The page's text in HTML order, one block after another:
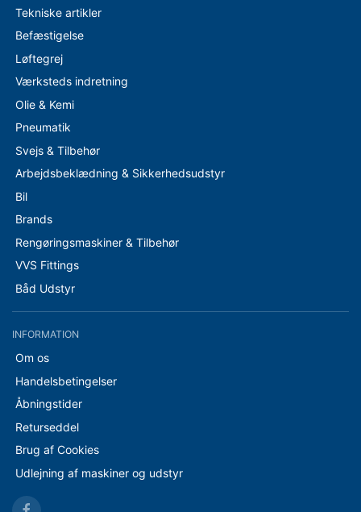
Tekniske artikler
Befæstigelse
Løftegrej
Værksteds indretning
Olie & Kemi
Pneumatik
Svejs & Tilbehør
Arbejdsbeklædning & Sikkerhedsudstyr
Bil
Brands
Rengøringsmaskiner & Tilbehør
VVS Fittings
Båd Udstyr
INFORMATION
Om os
Handelsbetingelser
Åbningstider
Returseddel
Brug af Cookies
Udlejning af maskiner og udstyr